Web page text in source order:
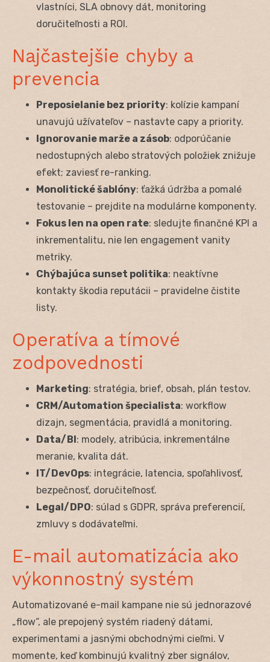
vlastníci, SLA obnovy dát, monitoring
doručiteľnosti a ROI.
Najčastejšie chyby a
prevencia
Preposielanie bez priority: kolízie kampaní
unavujú užívateľov – nastavte capy a priority.
Ignorovanie marže a zásob: odporúčanie
nedostupných alebo stratových položiek znižuje
efekt; zaviesť re-ranking.
Monolitické šablóny: ťažká údržba a pomalé
testovanie – prejdite na modulárne komponenty.
Fokus len na open rate: sledujte finančné KPI a
inkrementalitu, nie len engagement vanity
metriky.
Chýbajúca sunset politika: neaktívne
kontakty škodia reputácii – pravidelne čistite
listy.
Operatíva a tímové
zodpovednosti
Marketing: stratégia, brief, obsah, plán testov.
CRM/Automation špecialista: workflow
dizajn, segmentácia, pravidlá a monitoring.
Data/BI: modely, atribúcia, inkrementálne
meranie, kvalita dát.
IT/DevOps: integrácie, latencia, spoľahlivosť,
bezpečnosť, doručiteľnosť.
Legal/DPO: súlad s GDPR, správa preferencií,
zmluvy s dodávateľmi.
E-mail automatizácia ako
výkonnostný systém
Automatizované e-mail kampane nie sú jednorazové
„flow“, ale prepojený systém riadený dátami,
experimentami a jasnými obchodnými cieľmi. V
momente, keď kombinujú kvalitný zber signálov,